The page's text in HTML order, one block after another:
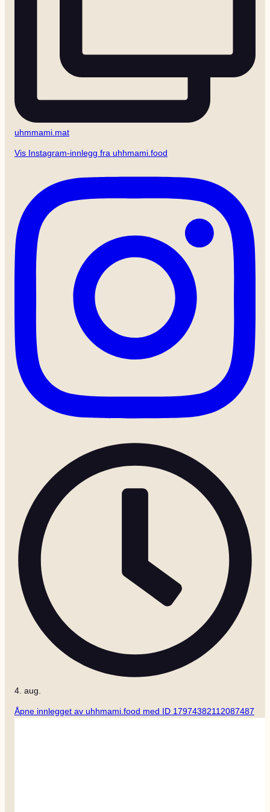
uhmmami.mat
Vis Instagram-innlegg fra uhhmami.food
4. aug.
Åpne innlegget av uhhmami.food med ID 17974382112087487